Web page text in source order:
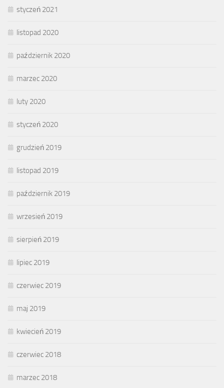
styczeń 2021
listopad 2020
październik 2020
marzec 2020
luty 2020
styczeń 2020
grudzień 2019
listopad 2019
październik 2019
wrzesień 2019
sierpień 2019
lipiec 2019
czerwiec 2019
maj 2019
kwiecień 2019
czerwiec 2018
marzec 2018